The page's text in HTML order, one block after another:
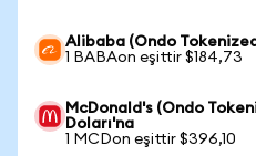
Alibaba (Ondo
1 BABAon eşittir $184,73
McDonald's (Ondo
Doları'na
1 MCDon eşittir $396,10